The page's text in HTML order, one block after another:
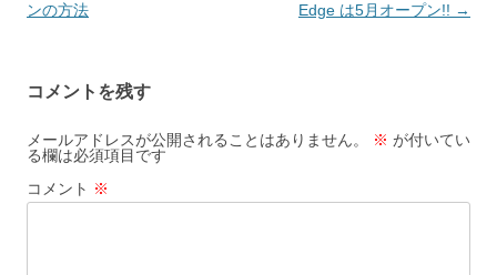
稿
ゲ
ー
シ
ョ
ンの方法
Edge は5月オープン!! →
コメントを残す
メールアドレスが公開されることはありません。 ※ が付いてい
る欄は必須項目です
コメント ※